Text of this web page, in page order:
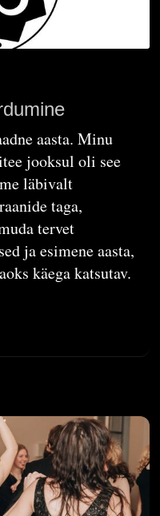
aasta. Minu
jooksul oli see
läbivalt
taga,
tervet
ja esimene aasta,
käega katsutav.